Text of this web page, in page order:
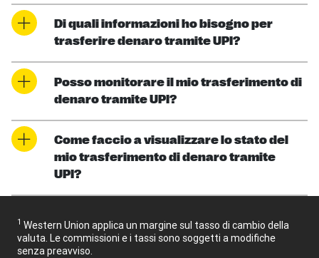
Di quali informazioni ho bisogno per
trasferire denaro tramite UPI?
Posso monitorare il mio trasferimento di
denaro tramite UPI?
Come faccio a visualizzare lo stato del
mio trasferimento di denaro tramite
UPI?
1 Western Union applica un margine sul tasso di cambio della
valuta. Le commissioni e i tassi sono soggetti a modifiche
senza preavviso.